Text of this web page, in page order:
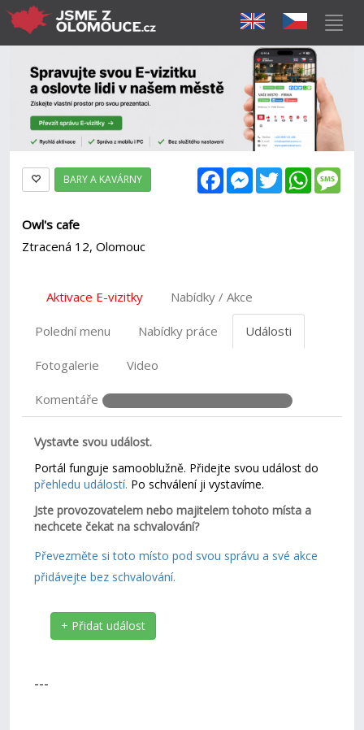
FacebookMessenger
Twitter
BARY A KAVÁRNY
Owl's cafe
Ztracená 12, Olomouc
Aktivace E-vizitky Nabídky / Akce
Polední menu Nabídky práce Události
Fotogalerie Video
Komentáře
Vystavte svou událost.
Portál funguje samooblužně. Přidejte svou událost do
přehledu událostí. Po schválení ji vystavíme.
Jste provozovatelem nebo majitelem tohoto místa a
nechcete čekat na schvalování?
Převezměte si toto místo pod svou správu a své akce
přidávejte bez schvalování.
+ Přidat událost
---